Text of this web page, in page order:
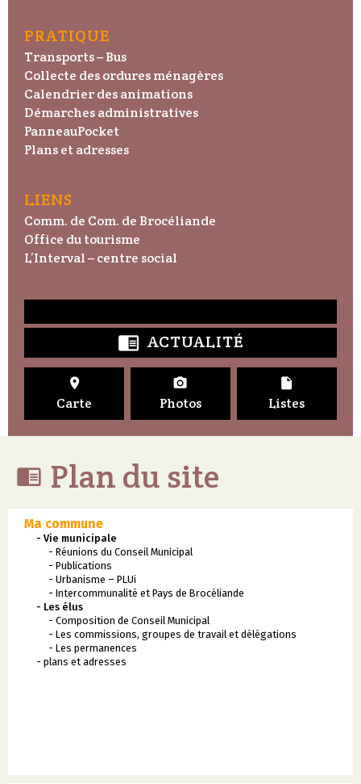
PRATIQUE
Transports – Bus
Collecte des ordures ménagères
Calendrier des animations
Démarches administratives
PanneauPocket
Plans et adresses
LIENS
Comm. de Com. de Brocéliande
Office du tourisme
L’Interval – centre social
 ACTUALITÉ

Carte

Photos

Listes
 Plan du site
Ma commune
- Vie municipale
- Réunions du Conseil Municipal
- Publications
- Urbanisme – PLUi
- Intercommunalité et Pays de Brocéliande
- Les élus
- Composition de Conseil Municipal
- Les commissions, groupes de travail et délégations
- Les permanences
- plans et adresses